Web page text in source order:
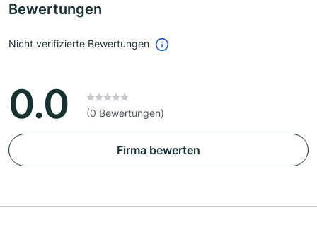
Bewertungen
Nicht verifizierte Bewertungen
0.0 (0 Bewertungen)
Firma bewerten